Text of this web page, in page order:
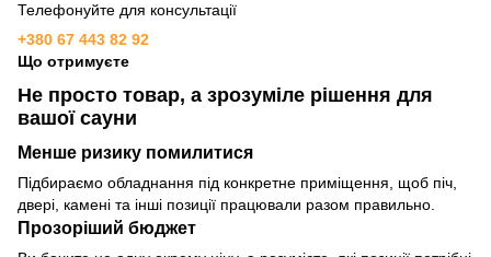
Телефонуйте для консультації
+380 67 443 82 92
Що отримуєте
Не просто товар, а зрозуміле рішення для
вашої сауни
Менше ризику помилитися
Підбираємо обладнання під конкретне приміщення, щоб піч,
двері, камені та інші позиції працювали разом правильно.
Прозоріший бюджет